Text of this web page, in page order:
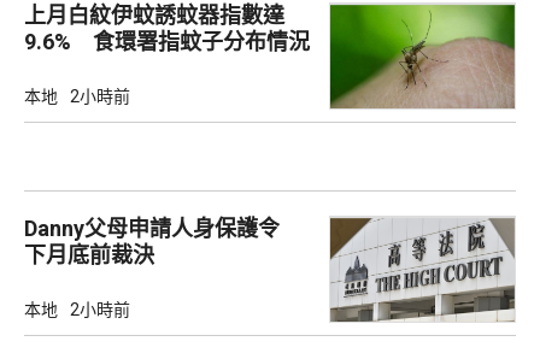
上月白紋伊蚊誘蚊器指數達
9.6% 食環署指蚊子分布情況
本地 2小時前
Danny父母申請人身保護令
下月底前裁決
本地 2小時前